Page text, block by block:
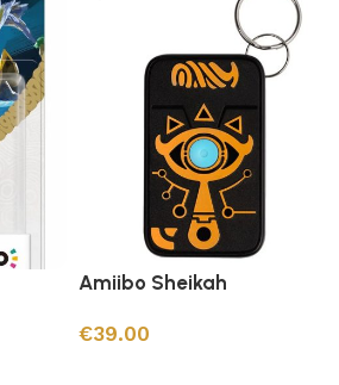
Amiibo Sheikah
€39.00